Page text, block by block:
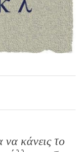
κάνεις το